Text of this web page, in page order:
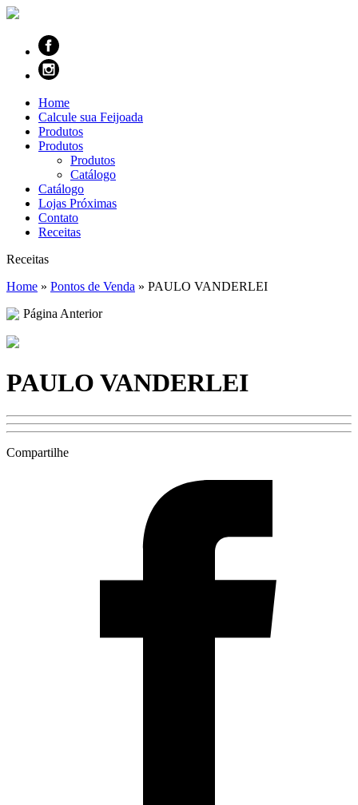
Home
Calcule sua Feijoada
Produtos
Produtos
Produtos
Catálogo
Catálogo
Lojas Próximas
Contato
Receitas
Receitas
Home » Pontos de Venda » PAULO VANDERLEI
Página Anterior
PAULO VANDERLEI
Compartilhe